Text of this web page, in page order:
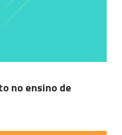
no ensino de